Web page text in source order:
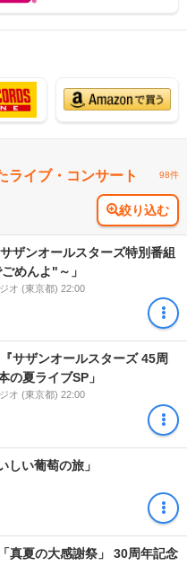
ライブ・コンサート 98件
絞り込む
ザンオールスターズ特別番組
めんよ"～」
オ (東京都) 22:00
サザンオールスターズ 45周
の夏ライブSP」
オ (東京都) 22:00
しい葡萄の旅」
真夏の大感謝祭」 30周年記念